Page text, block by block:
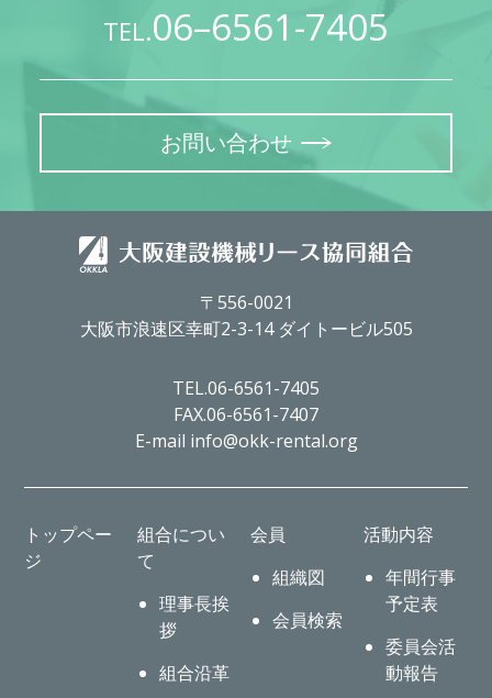
TEL.06–6561-7405
お問い合わせ
〒556-0021
大阪市浪速区幸町2-3-14 ダイトービル505
TEL.06-6561-7405
FAX.06-6561-7407
E-mail info@okk-rental.org
トップペー
ジ
組合につい
て
理事長挨
拶
組合沿革
会員
組織図
会員検索
活動内容
年間行事
予定表
委員会活
動報告